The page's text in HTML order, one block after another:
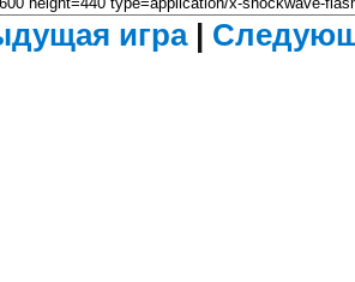
игра|